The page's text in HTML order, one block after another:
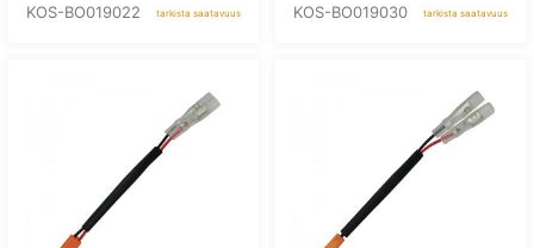
KOS-BO019022 tarkista saatavuus KOS-BO019030 tarkista saatavuus